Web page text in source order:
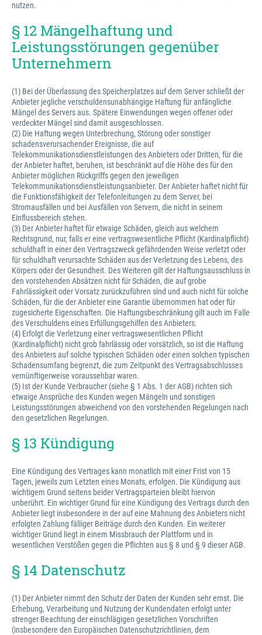
nutzen.
§ 12 Mängelhaftung und
Leistungsstörungen gegenüber
Unternehmern
(1) Bei der Überlassung des Speicherplatzes auf dem Server schließt der
Anbieter jegliche verschuldensunabhängige Haftung für anfängliche
Mängel des Servers aus. Spätere Einwendungen wegen offener oder
verdeckter Mängel sind damit ausgeschlossen.
(2) Die Haftung wegen Unterbrechung, Störung oder sonstiger
schadensverursachender Ereignisse, die auf
Telekommunikationsdienstleistungen des Anbieters oder Dritten, für die
der Anbieter haftet, beruhen, ist beschränkt auf die Höhe des für den
Anbieter möglichen Rückgriffs gegen den jeweiligen
Telekommunikationsdienstleistungsanbieter. Der Anbieter haftet nicht für
die Funktionsfähigkeit der Telefonleitungen zu dem Server, bei
Stromausfällen und bei Ausfällen von Servern, die nicht in seinem
Einflussbereich stehen.
(3) Der Anbieter haftet für etwaige Schäden, gleich aus welchem
Rechtsgrund, nur, falls er eine vertragswesentliche Pflicht (Kardinalpflicht)
schuldhaft in einer den Vertragszweck gefährdenden Weise verletzt oder
für schuldhaft verursachte Schäden aus der Verletzung des Lebens, des
Körpers oder der Gesundheit. Des Weiteren gilt der Haftungsausschluss in
den vorstehenden Absätzen nicht für Schäden, die auf grobe
Fahrlässigkeit oder Vorsatz zurückzuführen sind und auch nicht für solche
Schäden, für die der Anbieter eine Garantie übernommen hat oder für
zugesicherte Eigenschaften. Die Haftungsbeschränkung gilt auch im Falle
des Verschuldens eines Erfüllungsgehilfen des Anbieters.
(4) Erfolgt die Verletzung einer vertragswesentlichen Pflicht
(Kardinalpflicht) nicht grob fahrlässig oder vorsätzlich, so ist die Haftung
des Anbieters auf solche typischen Schäden oder einen solchen typischen
Schadensumfang begrenzt, die zum Zeitpunkt des Vertragsabschlusses
vernünftigerweise voraussehbar waren.
(5) Ist der Kunde Verbraucher (siehe § 1 Abs. 1 der AGB) richten sich
etwaige Ansprüche des Kunden wegen Mängeln und sonstigen
Leistungsstörungen abweichend von den vorstehenden Regelungen nach
den gesetzlichen Regelungen.
§ 13 Kündigung
Eine Kündigung des Vertrages kann monatlich mit einer Frist von 15
Tagen, jeweils zum Letzten eines Monats, erfolgen. Die Kündigung aus
wichtigem Grund seitens beider Vertragsparteien bleibt hiervon
unberührt. Ein wichtiger Grund für eine Kündigung des Vertrags durch den
Anbieter liegt insbesondere in der auf eine Mahnung des Anbieters nicht
erfolgten Zahlung fälliger Beiträge durch den Kunden. Ein weiterer
wichtiger Grund liegt in einem Missbrauch der Plattform und in
wesentlichen Verstößen gegen die Pflichten aus § 8 und § 9 dieser AGB.
§ 14 Datenschutz
(1) Der Anbieter nimmt den Schutz der Daten der Kunden sehr ernst. Die
Erhebung, Verarbeitung und Nutzung der Kundendaten erfolgt unter
strenger Beachtung der einschlägigen gesetzlichen Vorschriften
(insbesondere den Europäischen Datenschutzrichtlinien, dem